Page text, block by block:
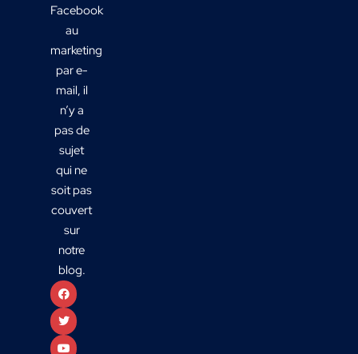
Facebook
au
marketing
par e-
mail, il
n’y a
pas de
sujet
qui ne
soit pas
couvert
sur
notre
blog.